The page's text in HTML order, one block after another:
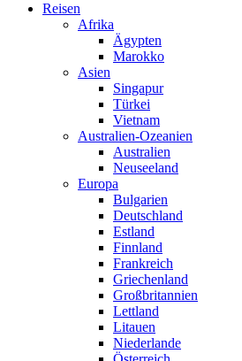
Reisen
Afrika
Ägypten
Marokko
Asien
Singapur
Türkei
Vietnam
Australien-Ozeanien
Australien
Neuseeland
Europa
Bulgarien
Deutschland
Estland
Finnland
Frankreich
Griechenland
Großbritannien
Lettland
Litauen
Niederlande